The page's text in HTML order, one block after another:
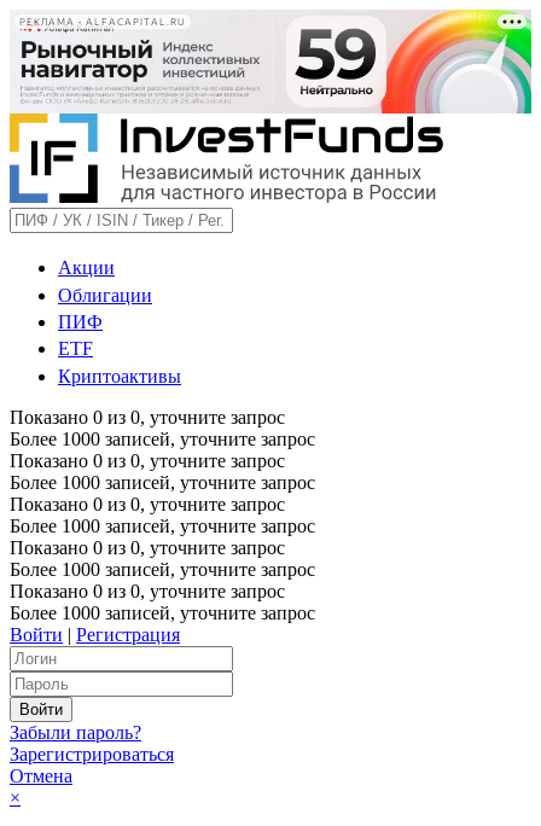
РЕКЛАМА • ALFACAPITAL.RU
Акции
Облигации
ПИФ
ETF
Криптоактивы
Показано 0 из 0, уточните запрос
Более 1000 записей, уточните запрос
Показано 0 из 0, уточните запрос
Более 1000 записей, уточните запрос
Показано 0 из 0, уточните запрос
Более 1000 записей, уточните запрос
Показано 0 из 0, уточните запрос
Более 1000 записей, уточните запрос
Показано 0 из 0, уточните запрос
Более 1000 записей, уточните запрос
Войти | Регистрация
Забыли пароль?
Зарегистрироваться
Отмена
×